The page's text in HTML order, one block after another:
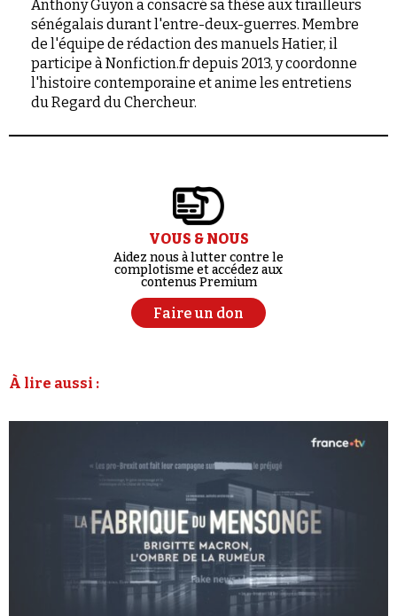
Anthony Guyon a consacré sa thèse aux tirailleurs
sénégalais durant l'entre-deux-guerres. Membre
de l'équipe de rédaction des manuels Hatier, il
participe à Nonfiction.fr depuis 2013, y coordonne
l'histoire contemporaine et anime les entretiens
du Regard du Chercheur.
VOUS & NOUS
Aidez nous à lutter contre le
complotisme et accédez aux
contenus Premium
Faire un don
À lire aussi :